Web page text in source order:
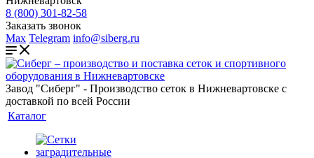
8 (800) 301-82-58
Заказать звонок
Max Telegram info@siberg.ru
Завод "Сиберг" - Производство сеток в Нижневартовске с
доставкой по всей России
Каталог